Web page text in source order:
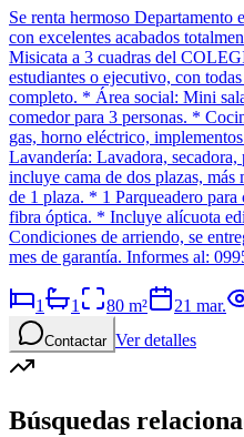
Se renta hermoso
con excelentes acabados
Misicata a 3 cuadras del
estudiantes o ejecutivo, con
completo. * Área social: Mini
comedor para 3 personas. *
gas, horno eléctrico,
Lavandería: Lavadora,
incluye cama de dos plazas,
de 1 plaza. * 1 Parqueadero
fibra óptica. * Incluye alícuota
Condiciones de arriendo, se
mes de garantía. Informes al:
1 1 80 m² 21 mar.
Contactar Ver detalles
Búsquedas